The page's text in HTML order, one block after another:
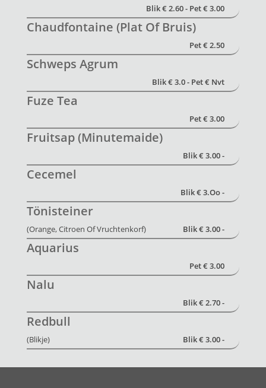
Blik € 2.60 - Pet € 3.00
Chaudfontaine (Plat Of Bruis)
Pet € 2.50
Schweps Agrum
Blik € 3.0 - Pet € Nvt
Fuze Tea
Pet € 3.00
Fruitsap (Minutemaide)
Blik € 3.00 -
Cecemel
Blik € 3.oo -
Tönisteiner
(Orange, Citroen Of Vruchtenkorf) Blik € 3.00 -
Aquarius
Pet € 3.00
Nalu
Blik € 2.70 -
Redbull
(Blikje) Blik € 3.00 -